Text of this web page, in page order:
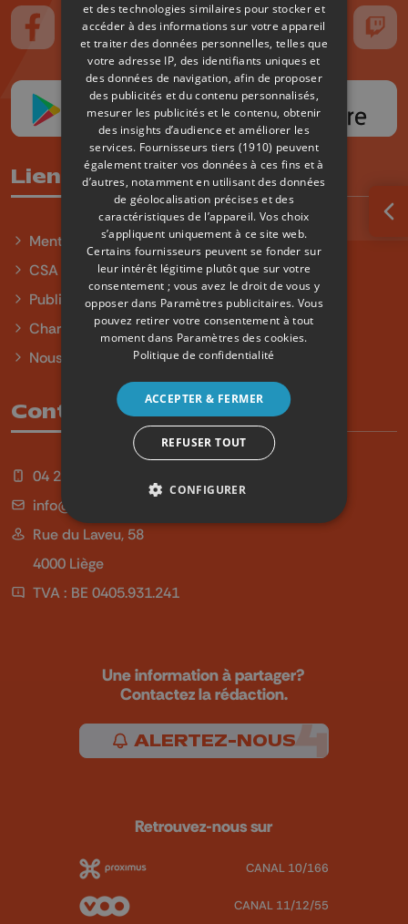
Suivez-nous sur FaceBook
Suivez-nous sur Instagram
Suivez-nous sur TikTokSuivez-nous sur YouTube
Suivez-nous
Liens utiles
Mentions légales
CSA
Publicité
Charte sur l'égalité et la diversité
Nous contacter
Contact
04 254 99 99
info@qu4tre.be
Rue du Laveu, 58
4000 Liège
TVA : BE 0405.931.241
Une information à partager?
Contactez la rédaction.
ALERTEZ-NOUS
Retrouvez-nous sur
CANAL 10/166
CANAL 11/12/55
et des technologies similaires pour stocker et
accéder à des informations sur votre appareil
et traiter des données personnelles, telles que
votre adresse IP, des identifiants uniques et
des données de navigation, afin de proposer
des publicités et du contenu personnalisés,
mesurer les publicités et le contenu, obtenir
des insights d’audience et améliorer les
services. Fournisseurs tiers (1910) peuvent
également traiter vos données à ces fins et à
d’autres, notamment en utilisant des données
de géolocalisation précises et des
caractéristiques de l’appareil. Vos choix
s’appliquent uniquement à ce site web.
Certains fournisseurs peuvent se fonder sur
leur intérêt légitime plutôt que sur votre
consentement ; vous avez le droit de vous y
opposer dans Paramètres publicitaires. Vous
pouvez retirer votre consentement à tout
moment dans Paramètres des cookies.
Politique de confidentialité
ACCEPTER & FERMER
REFUSER TOUT
CONFIGURER